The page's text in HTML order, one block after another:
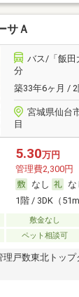
サＡ
バス/「飯田
分
築33年6ヶ月 /
宮城県仙台
目
5.30万円
管理費2,300円
なし
な
1階 / 3DK（51m
敷金なし
ペット相談可
戸数東北トップ